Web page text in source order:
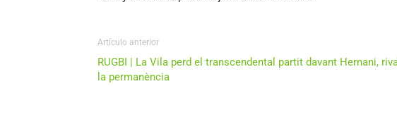
Artículo anterior
RUGBI | La Vila perd el transcendental partit davant Hernani,
la permanència